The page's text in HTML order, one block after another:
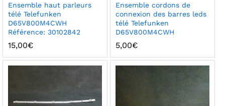
Ensemble haut parleurs
télé Telefunken
D65V800M4CWH
Référence: 30102842
15,00€
Ensemble cordons de
connexion des barres leds
télé Telefunken
D65V800M4CWH
5,00€